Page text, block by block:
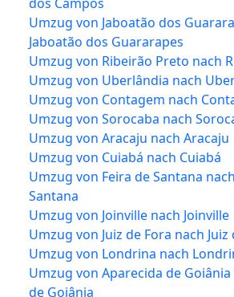
Umzug von Jaboatão dos
Jaboatão dos Guararapes
Umzug von Ribeirão Preto nach
Umzug von Uberlândia nach
Umzug von Contagem nach
Umzug von Sorocaba nach
Umzug von Aracaju nach Aracaju
Umzug von Cuiabá nach Cuiabá
Umzug von Feira de Santana
Santana
Umzug von Joinville nach Joinville
Umzug von Juiz de Fora nach Juiz
Umzug von Londrina nach
Umzug von Aparecida de
de Goiânia